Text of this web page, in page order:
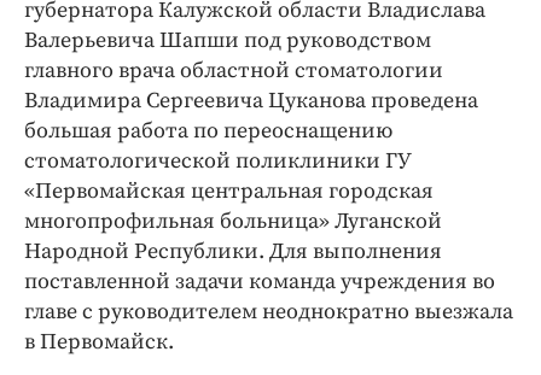
губернатора Калужской области Владислава
Валерьевича Шапши под руководством
главного врача областной стоматологии
Владимира Сергеевича Цуканова проведена
большая работа по переоснащению
стоматологической поликлиники ГУ
«Первомайская центральная городская
многопрофильная больница» Луганской
Народной Республики. Для выполнения
поставленной задачи команда учреждения во
главе с руководителем неоднократно выезжала
в Первомайск.